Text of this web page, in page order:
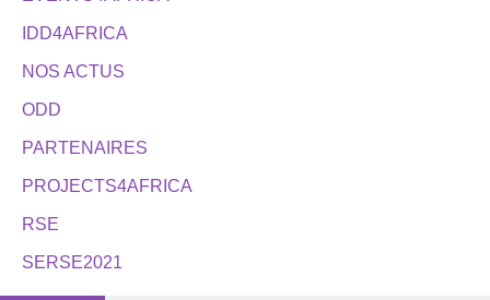
IDD4AFRICA
NOS ACTUS
ODD
PARTENAIRES
PROJECTS4AFRICA
RSE
SERSE2021